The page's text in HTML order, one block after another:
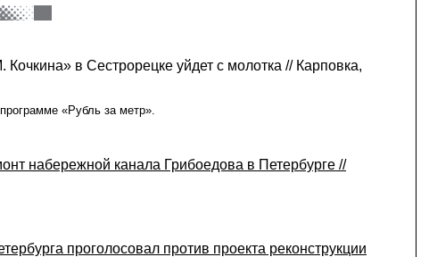
в Сестрорецке уйдет с молотка // Карповка,
«Рубль за метр».
набережной канала Грибоедова в Петербурге //
проголосовал против проекта реконструкции